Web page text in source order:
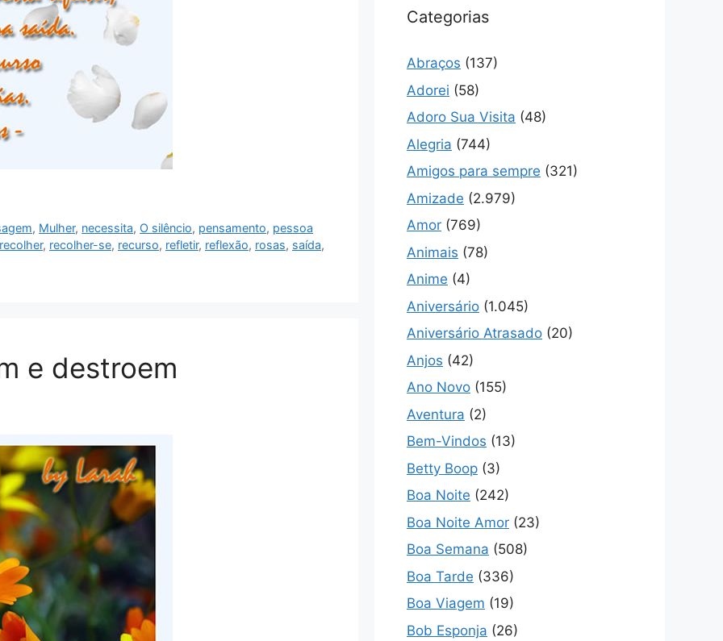
, Mulher, necessita, O silêncio, pensamento, pessoa
recolher, recolher-se, recurso, refletir, reflexão, rosas, saída,
e destroem
Categorias
Abraços (137)
Adorei (58)
Adoro Sua Visita (48)
Alegria (744)
Amigos para sempre (321)
Amizade (2.979)
Amor (769)
Animais (78)
Anime (4)
Aniversário (1.045)
Aniversário Atrasado (20)
Anjos (42)
Ano Novo (155)
Aventura (2)
Bem-Vindos (13)
Betty Boop (3)
Boa Noite (242)
Boa Noite Amor (23)
Boa Semana (508)
Boa Tarde (336)
Boa Viagem (19)
Bob Esponja (26)